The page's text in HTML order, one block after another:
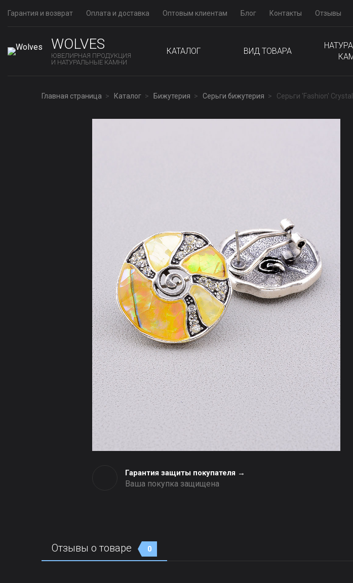
Гарантия и возврат Оплата и доставка Оптовым клиентам Блог Контакты Отзывы
WOLVES
ЮВЕЛИРНАЯ ПРОДУКЦИЯ
И НАТУРАЛЬНЫЕ КАМНИ
КАТАЛОГ ВИД ТОВАРА
Главная страница Каталог Бижутерия Серьги бижутерия Серьги 'Fashion' Сrystal
Гарантия защиты покупателя →
Ваша покупка защищена
Отзывы о товаре 0